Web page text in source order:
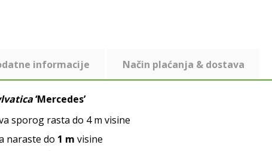
informacije Način plaćanja & dostava
‘Mercedes’
sporog rasta do 4 m visine
naraste do 1 m visine